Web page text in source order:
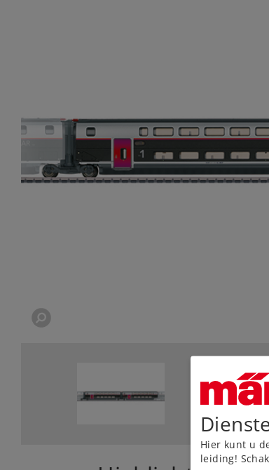
Hier kunt u
leiding!